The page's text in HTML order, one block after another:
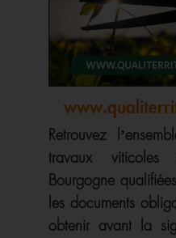
Retrouvez
travaux
Bourgogne
les documents
obtenir avant la